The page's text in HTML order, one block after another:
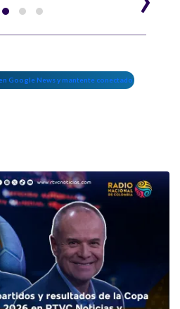
Google News y mantente conectado